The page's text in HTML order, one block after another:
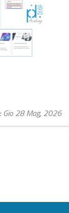
Gio 28 Mag, 2026